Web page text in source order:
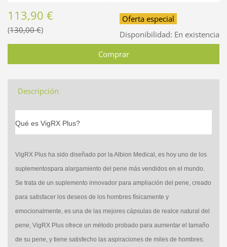
Oferta especial
Disponibilidad: En existencia
113,90 €
130,00 €
Descripción
Qué es VigRX Plus?
VigRX Plus ha sido diseñado por la Albion Medical, es hoy uno de los
suplementospara alargamiento del pene más vendidos en el mundo.
Se trata de un suplemento innovador para ampliación del pene, creado
para satisfacer los deseos de los hombres físicamente y
emocionalmente, es una de las mejores cápsulas de realce natural del
pene, VigRX Plus ofrece un método probado para aumentar el tamaño
de su pene, y tiene satisfecho las aspiraciones de miles de hombres.